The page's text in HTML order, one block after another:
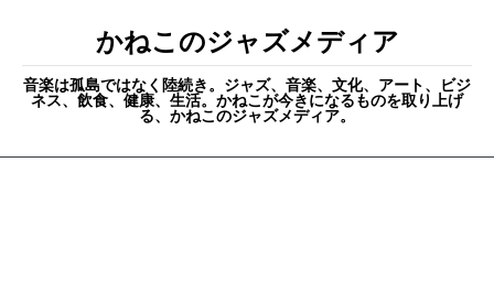
かねこのジャズメディア
音楽は孤島ではなく陸続き。ジャズ、音楽、文化、アート、ビジ
ネス、飲食、健康、生活。かねこが今きになるものを取り上げ
る、かねこのジャズメディア。